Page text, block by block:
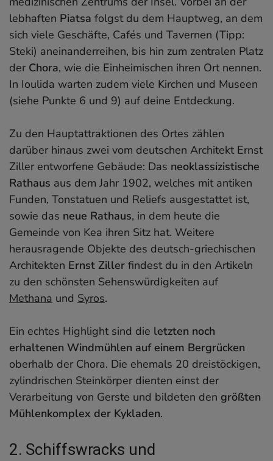
lebhaften Piatsa folgst du dem Hauptweg, an dem
sich viele Geschäfte, Cafés und Tavernen (Tipp:
Steki) aneinanderreihen, bis hin zum zentralen Platz
der Chora, wie die Einheimischen ihren Ort nennen.
In Ioulida warten zudem viele Kirchen und Museen
(siehe Punkte 6 und 9) auf deine Entdeckung.
Zu den Hauptattraktionen des Ortes zählen
darüber hinaus zwei vom deutschen Architekt Ernst
Ziller entworfene Gebäude: Das neoklassizistische
Rathaus aus dem Jahr 1902, welches mit antiken
Funden, Tonstatuen und Reliefs ausgestattet ist,
sowie das neue Rathaus, in dem heute die
Gemeinde von Kea ihren Sitz hat. Weitere
herausragende Objekte des deutsch-griechischen
Architekten Ernst Ziller findest du in den Artikeln
zu den schönsten Sehenswürdigkeiten auf
Methana und Syros.
Ein echtes Highlight sind die letzten noch
erhaltenen Windmühlen auf einem Bergrücken
oberhalb der Chora. Die ehemals 20 dreistöckigen,
zylindrischen Steinkörper dienten einst der
Verarbeitung von Gerste und bildeten den größten
Mühlenkomplex der Kykladen.
2. Schiffswracks und